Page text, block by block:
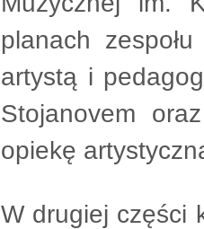
planach
artystą i
Stojanovem
opiekę
W drugiej części